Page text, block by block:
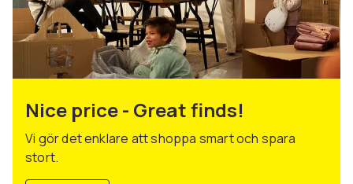
Nice price - Great finds!
Vi gör det enklare att shoppa smart och spara
stort.